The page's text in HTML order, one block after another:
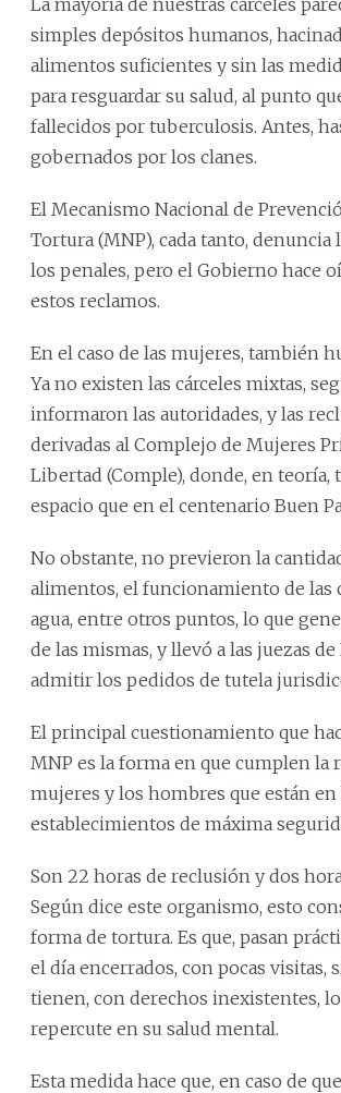
La mayoría de nuestras cárceles
simples depósitos humanos,
alimentos suficientes y sin las
para resguardar su salud, al punto
fallecidos por tuberculosis. Antes,
gobernados por los clanes.
El Mecanismo Nacional de
Tortura (MNP), cada tanto, denuncia
los penales, pero el Gobierno hace
estos reclamos.
En el caso de las mujeres, también
Ya no existen las cárceles mixtas,
informaron las autoridades, y las
derivadas al Complejo de Mujeres
Libertad (Comple), donde, en teoría,
espacio que en el centenario Buen
No obstante, no previeron la
alimentos, el funcionamiento de las
agua, entre otros puntos, lo que
de las mismas, y llevó a las juezas
admitir los pedidos de tutela
El principal cuestionamiento que
MNP es la forma en que cumplen la
mujeres y los hombres que están en
establecimientos de máxima
Son 22 horas de reclusión y dos
Según dice este organismo, esto
forma de tortura. Es que, pasan
el día encerrados, con pocas visitas,
tienen, con derechos inexistentes,
repercute en su salud mental.
Esta medida hace que, en caso de